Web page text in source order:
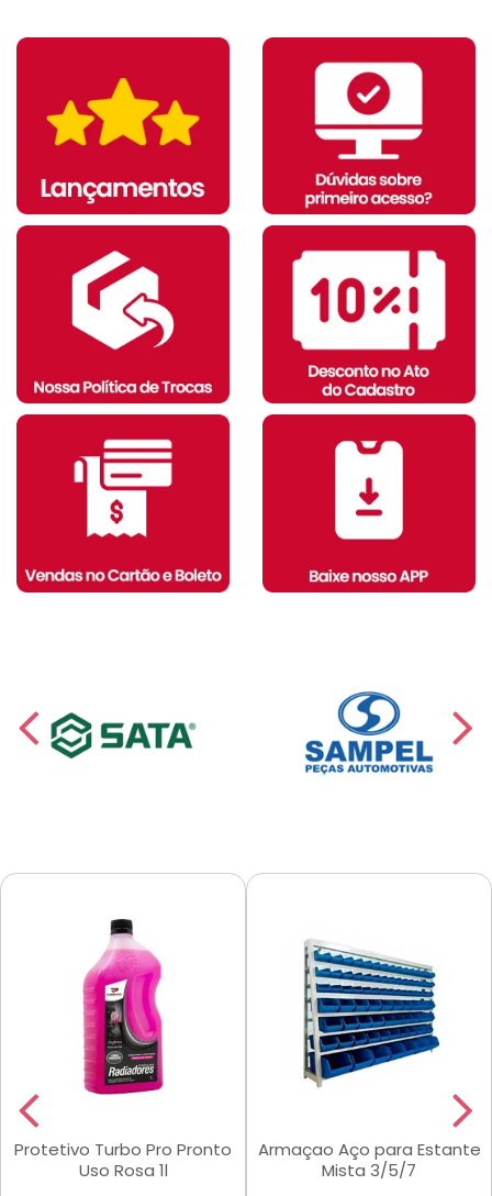
Protetivo Turbo Pro Pronto
Uso Rosa 1l
Armaçao Aço para Estante
Mista 3/5/7